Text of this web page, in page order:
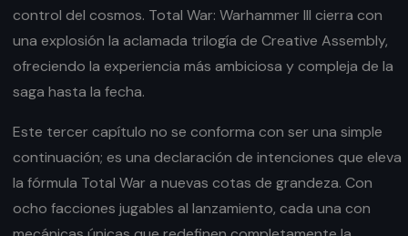
control del cosmos. Total War: Warhammer III cierra con
una explosión la aclamada trilogía de Creative Assembly,
ofreciendo la experiencia más ambiciosa y compleja de la
saga hasta la fecha.
Este tercer capítulo no se conforma con ser una simple
continuación; es una declaración de intenciones que eleva
la fórmula Total War a nuevas cotas de grandeza. Con
ocho facciones jugables al lanzamiento, cada una con